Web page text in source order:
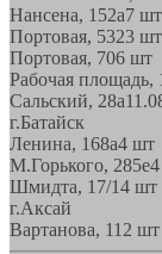
Нансена, 152а7 шт
Портовая, 5323 шт
Портовая, 706 шт
Рабочая площадь,
Сальский, 28a
г.Батайск
Ленина, 168а4 шт
М.Горького, 285е
Шмидта, 17/14 шт
г.Аксай
Вартанова, 11 2 шт